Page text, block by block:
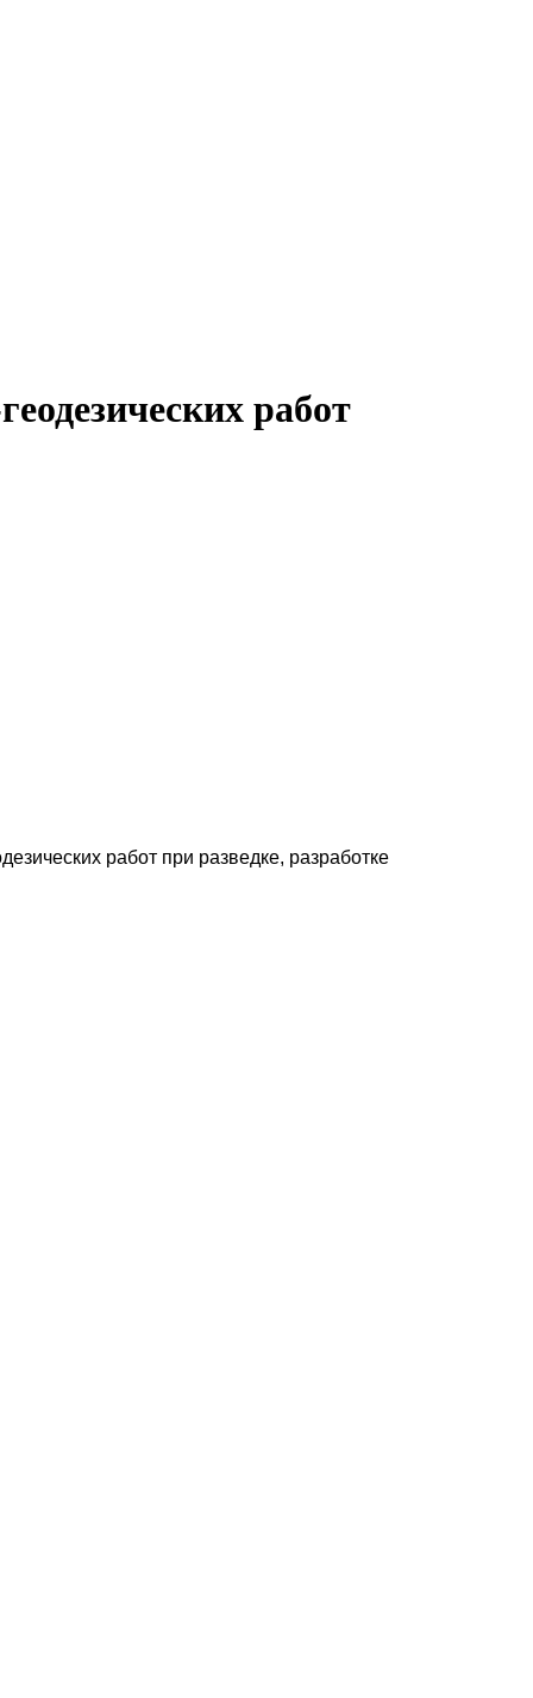
работ
работ при раз­ведке, разработке